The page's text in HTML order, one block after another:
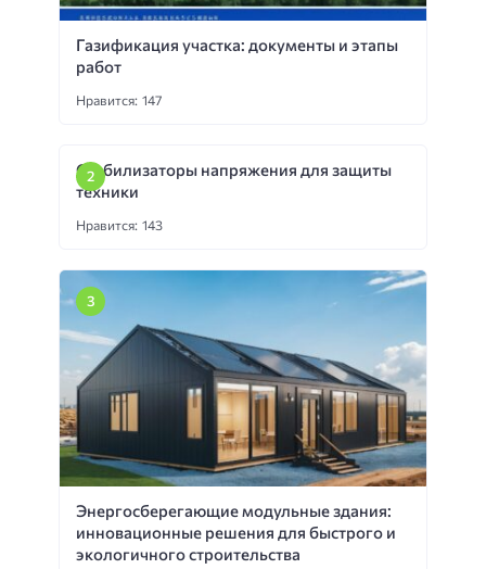
Газификация участка: документы и этапы
работ
Нравится: 147
Стабилизаторы напряжения для защиты
техники
Нравится: 143
Энергосберегающие модульные здания:
инновационные решения для быстрого и
экологичного строительства